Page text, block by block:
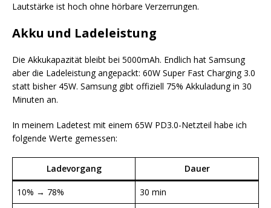
Lautstärke ist hoch ohne hörbare Verzerrungen.
Akku und Ladeleistung
Die Akkukapazität bleibt bei 5000mAh. Endlich hat Samsung
aber die Ladeleistung angepackt: 60W Super Fast Charging 3.0
statt bisher 45W. Samsung gibt offiziell 75% Akkuladung in 30
Minuten an.
In meinem Ladetest mit einem 65W PD3.0-Netzteil habe ich
folgende Werte gemessen:
Ladevorgang Dauer
10% → 78%
30 min